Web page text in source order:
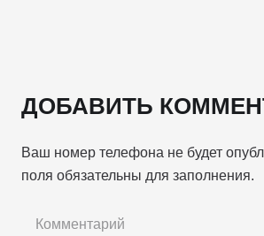
ДОБАВИТЬ
Ваш номер телефона не будет
поля обязательны для заполнения.